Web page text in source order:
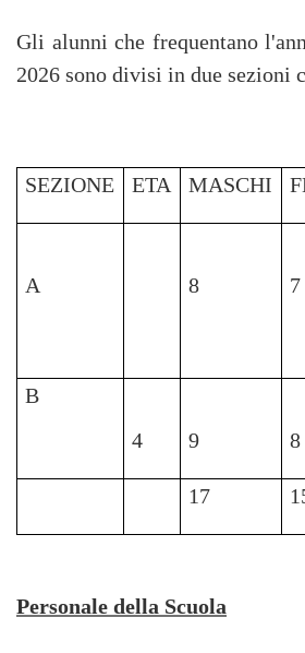
Gli alunni che frequentano
2026 sono divisi in due sezioni
SEZIONE ETA MASCHI
A 8 7
B
4
9 8
17
Personale della Scuola